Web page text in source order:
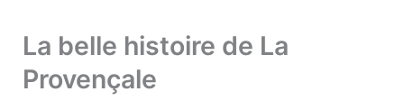
La belle histoire de La
Provençale